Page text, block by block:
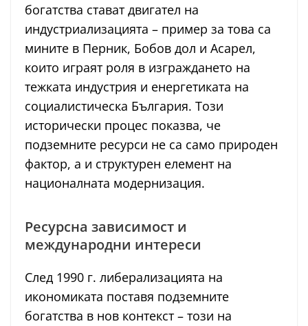
богатства стават двигател на
индустриализацията – пример за това са
мините в Перник, Бобов дол и Асарел,
които играят роля в изграждането на
тежката индустрия и енергетиката на
социалистическа България. Този
исторически процес показва, че
подземните ресурси не са само природен
фактор, а и структурен елемент на
националната модернизация.
Ресурсна зависимост и
международни интереси
След 1990 г. либерализацията на
икономиката поставя подземните
богатства в нов контекст – този на